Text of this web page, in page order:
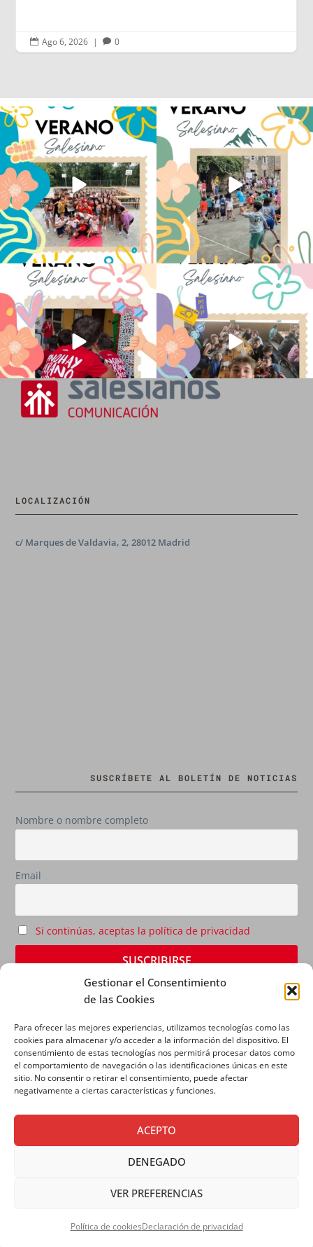
Gestionar el Consentimiento
de las Cookies
Para ofrecer las mejores experiencias, utilizamos tecnologías como las
cookies para almacenar y/o acceder a la información del dispositivo. El
consentimiento de estas tecnologías nos permitirá procesar datos como
el comportamiento de navegación o las identificaciones únicas en este
sitio. No consentir o retirar el consentimiento, puede afectar
negativamente a ciertas características y funciones.
ACEPTO
DENEGADO
VER PREFERENCIAS
Política de cookiesDeclaración de privacidad
 Ago 6, 2026 | 
Los alumnos de 6º de Primaria, 1º y 2º
de la ESO...
145 2
La diversión y la alegría también se han
sentido...
93 0
No hay verano sin que sea Salesiano ❤️
💫 en Luz 4
...
0
viviendo la alegría en el campamento
...
LOCALIZACIÓN
c/ Marques de Valdavia, 2, 28012 Madrid
SUSCRÍBETE AL BOLETÍN DE NOTICIAS
Nombre o nombre completo
Email
Si continúas, aceptas la política de privacidad
AVISO LEGAL|POLÍTICA DE PRIVACIDAD|